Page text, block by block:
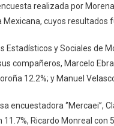
realizada por
Mexicana, cuyos resultados
Estadísticos y Sociales de
compañeros, Marcelo
12.2%; y Manuel
encuestadora
11.7%, Ricardo Monreal con